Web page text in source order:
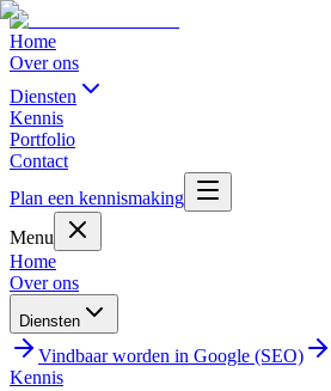
Home
Over ons
Diensten
Kennis
Portfolio
Contact
Plan een kennismaking
Menu
Home
Over ons
Diensten
Vindbaar worden in Google (SEO)
Kennis